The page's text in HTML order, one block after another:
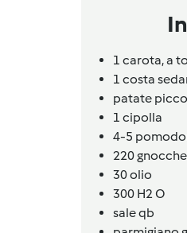
1 carota,a
1 costa
patate
1 cipolla
4-5
220
30olio
300 H2 O
sale qb